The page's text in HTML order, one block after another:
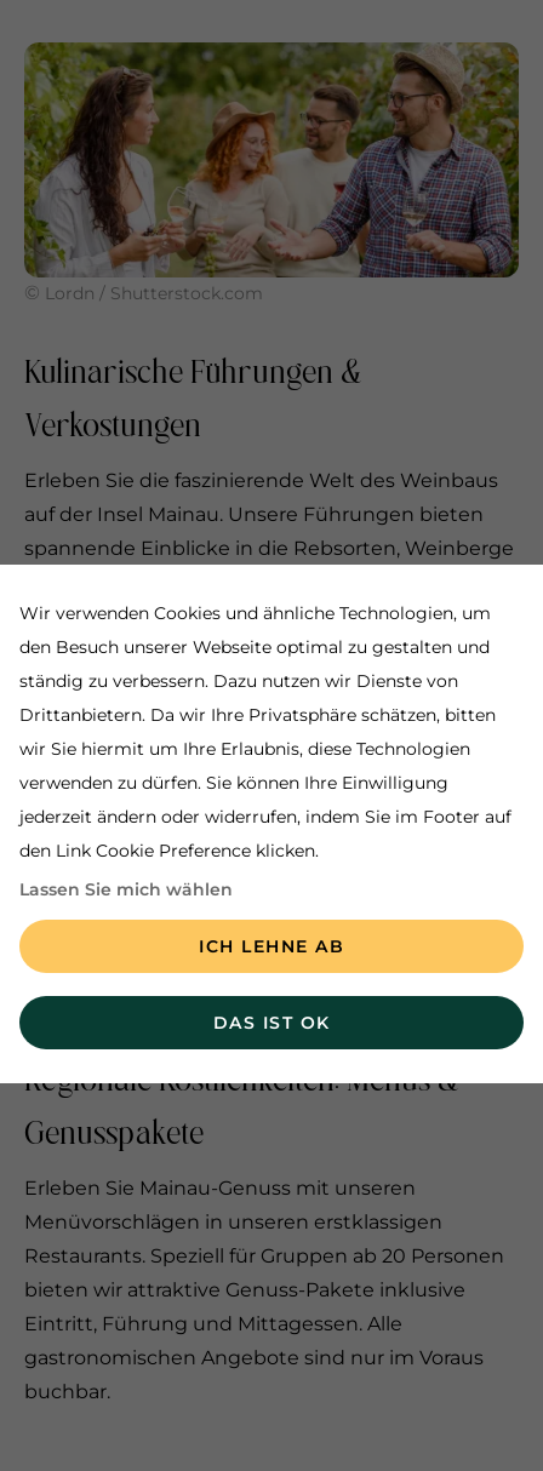
Wir verwenden Cookies und ähnliche Technologien, um
den Besuch unserer Webseite optimal zu gestalten und
ständig zu verbessern. Dazu nutzen wir Dienste von
Drittanbietern. Da wir Ihre Privatsphäre schätzen, bitten
wir Sie hiermit um Ihre Erlaubnis, diese Technologien
verwenden zu dürfen. Sie können Ihre Einwilligung
jederzeit ändern oder widerrufen, indem Sie im Footer auf
den Link Cookie Preference klicken.
Lassen Sie mich wählen
ICH LEHNE AB
DAS IST OK
© Lordn / Shutterstock.com
Kulinarische Führungen &
Verkostungen
Erleben Sie die faszinierende Welt des Weinbaus
auf der Insel Mainau. Unsere Führungen bieten
spannende Einblicke in die Rebsorten, Weinberge
exklusive Mainau-Weine bei Verkostungen an
ausgewählten Orten, begleitet von interessanten
Anekdoten.
© Insel Mainau / Peter Allgaier
Regionale Köstlichkeiten: Menüs &
Genusspakete
Erleben Sie Mainau-Genuss mit unseren
Menüvorschlägen in unseren erstklassigen
Restaurants. Speziell für Gruppen ab 20 Personen
bieten wir attraktive Genuss-Pakete inklusive
Eintritt, Führung und Mittagessen. Alle
gastronomischen Angebote sind nur im Voraus
buchbar.